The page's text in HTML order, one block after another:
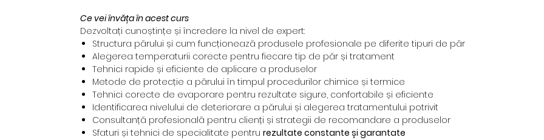
Ce vei învăța în acest curs
Dezvoltați cunoștințe și încredere la nivel de expert:
Structura părului și cum funcționează produsele profesionale pe diferite tipuri de păr
Alegerea temperaturii corecte pentru fiecare tip de păr și tratament
Tehnici rapide și eficiente de aplicare a produselor
Metode de protecție a părului în timpul procedurilor chimice și termice
Tehnici corecte de evaporare pentru rezultate sigure, confortabile și eficiente
Identificarea nivelului de deteriorare a părului și alegerea tratamentului potrivit
Consultanță profesională pentru clienți și strategii de recomandare a produselor
Sfaturi și tehnici de specialitate pentru rezultate constante și garantate